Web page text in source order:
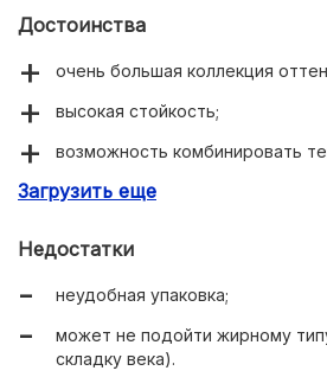
Достоинства
очень большая коллекция
высокая стойкость;
возможность комбинировать
многофункциональность;
цвет на веко);
тёмные оттенки можно
Загрузить еще
Недостатки
неудобная упаковка;
может не подойти жирному
складку века).